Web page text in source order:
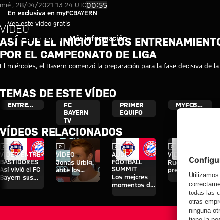
Video: Así fue el inicio de los
Reproducir vídeo
En exclusiva en myFCBAYERN
Vea este vídeo gratis
Iniciar sesión Más información
mié., 28/04/2021 13:24 UTC00:55
VÍDEO
ASÍ FUE EL INICIO DE LOS
POR EL CAMPEONATO DE LIGA
El miércoles, el Bayern comenzó la preparación para la fase decisiva de
TEMAS DE ESTE VÍDEO
ENTRENAMIENTO
FC
BAYERN
TV
PRIMER
EQUIPO
MYFCBAYERN
VÍDEOS RELACIONADOS
Vídeo
VÍDEO ENTRE
BASTIDORES
Así vivió el FC
Bayern sus
Vídeo
VÍDEO
Jonas Urbig,
ante los
medios en
Vídeo
AUDI
FOOTBALL
SUMMIT
Los mejores
momentos del
Vídeo
VÍDEO
Rueda de
prensa tras el
Audi Football
Summit
contra el Jeju